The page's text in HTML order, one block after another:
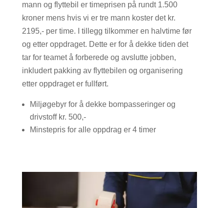
mann og flyttebil er timeprisen på rundt 1.500
kroner mens hvis vi er tre mann koster det kr.
2195,- per time. I tillegg tilkommer en halvtime før
og etter oppdraget. Dette er for å dekke tiden det
tar for teamet å forberede og avslutte jobben,
inkludert pakking av flyttebilen og organisering
etter oppdraget er fullført.
Miljøgebyr for å dekke bompasseringer og
drivstoff kr. 500,-
Minstepris for alle oppdrag er 4 timer